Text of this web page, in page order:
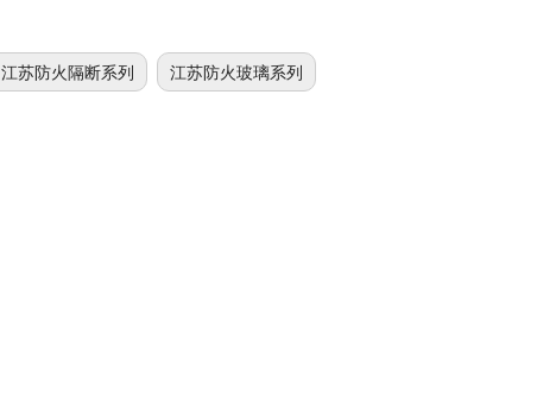
江苏防火隔断系列 江苏防火玻璃系列